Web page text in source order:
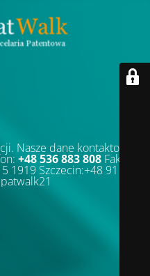
Nasze dane kontaktowe: E-
+48 536 883 808 Faks:+48
1919 Szczecin:+48 91 852